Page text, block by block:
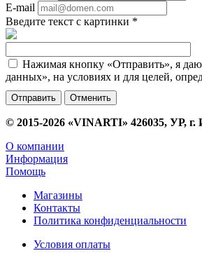
E-mail
Введите текст с картинки *
Нажимая кнопку «Отправить», я
данных», на условиях и для целей,
Отменить
© 2015-2026 «VINARTI» 426035, УР, г.
О компании
Информация
Помощь
Магазины
Контакты
Политика конфиденциальности
Условия оплаты